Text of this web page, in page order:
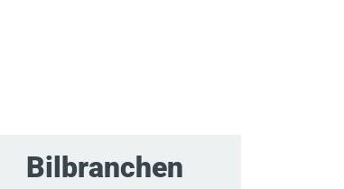
Bilbranchen